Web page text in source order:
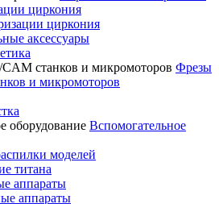
циркония
циркония
аксессуары
Фрезы
и микромоторов
Вспомогательное
моделей
титана
аппараты
аппараты